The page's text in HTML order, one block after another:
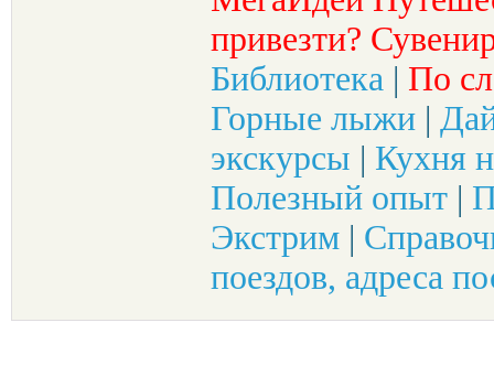
привезти?
Библиотека | По
Горные лыжи |
экскурсы | Кухня
Полезный опыт |
Экстрим |
поездов, адреса